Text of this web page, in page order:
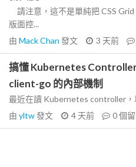
請注意，這不是單純把 CSS
版面控...
由 Mack Chan 發文 3 天前
搞懂 Kubernetes
client-go 的內部機制
最近在讀 Kubernetes controller，
由 yltw發文 4 天前 0個